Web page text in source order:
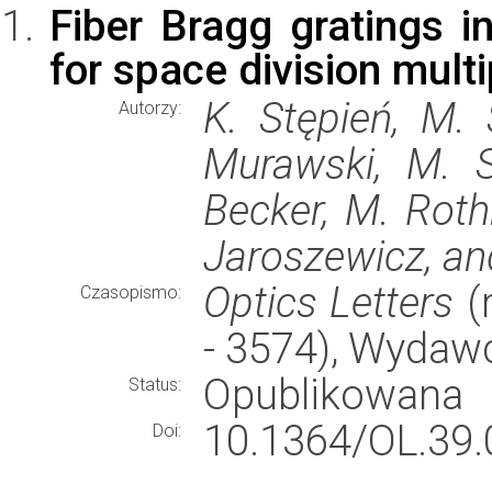
Fiber Bragg gratings
for space division
Autorzy:
K. Stępień, M.
Murawski, M.
Becker, M.
Jaroszewicz,
Czasopismo: Optics Letters
- 3574),
Status: Opublikowana
Doi:
10.1364/